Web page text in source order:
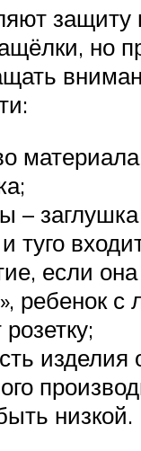
защиту
но
–
туго
если
ребенок с
розетку;
изделия
низкой.